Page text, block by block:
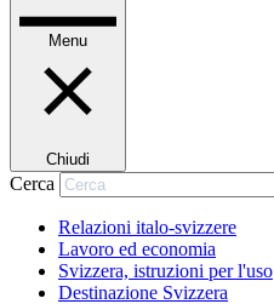
Menu
Chiudi
Cerca
Relazioni italo-svizzere
Lavoro ed economia
Svizzera, istruzioni per l'uso
Destinazione Svizzera